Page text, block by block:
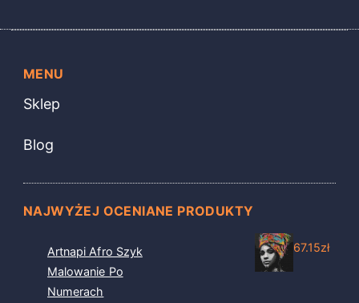
MENU
Sklep
Blog
NAJWYŻEJ OCENIANE PRODUKTY
Artnapi Afro Szyk
Malowanie Po
Numerach
67.15zł